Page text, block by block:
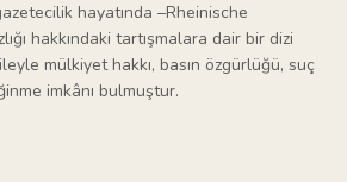
hayatında –Rheinische
hakkındaki tartışmalara dair bir dizi
mülkiyet hakkı, basın özgürlüğü, suç
imkânı bulmuştur.